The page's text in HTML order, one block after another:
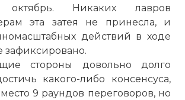
Никаких лавров
эта затея не принесла, и
действий в ходе
зафиксировано.
стороны довольно долго
какого-либо консенсуса,
9 раундов переговоров, но